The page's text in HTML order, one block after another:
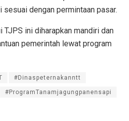
dengan permintaan pasar.
TJPS ini diharapkan mandiri dan
pemerintah lewat program
#Dinaspeternakanntt
#ProgramTanamjagungpanensapi